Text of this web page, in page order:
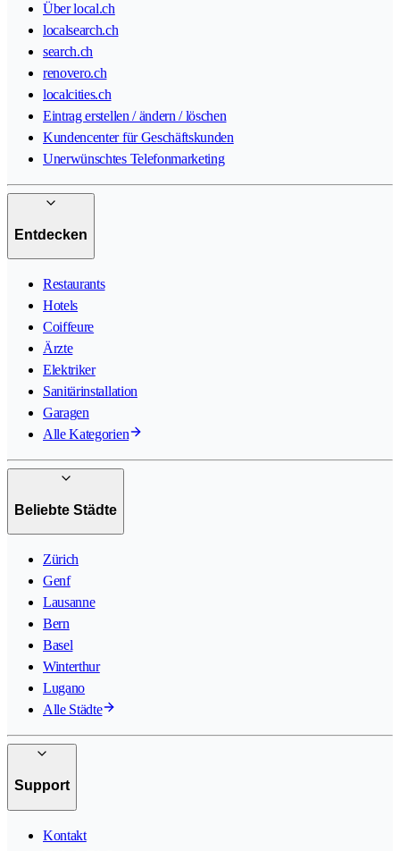
Über local.ch
localsearch.ch
search.ch
renovero.ch
localcities.ch
Eintrag erstellen / ändern / löschen
Kundencenter für Geschäftskunden
Unerwünschtes Telefonmarketing
Entdecken
Restaurants
Hotels
Coiffeure
Ärzte
Elektriker
Sanitärinstallation
Garagen
Alle Kategorien
Beliebte Städte
Zürich
Genf
Lausanne
Bern
Basel
Winterthur
Lugano
Alle Städte
Support
Kontakt